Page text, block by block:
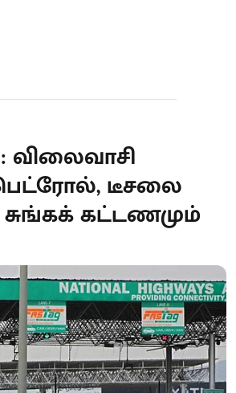
: விலைவாசி
டீசலை
கட்டணமும்